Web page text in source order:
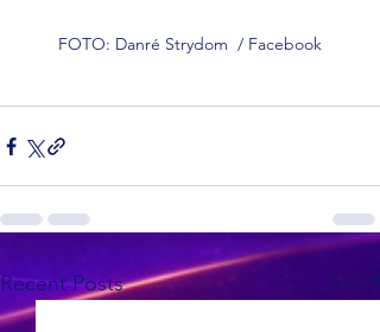
FOTO: Danré Strydom  / Facebook
Recent Posts See All